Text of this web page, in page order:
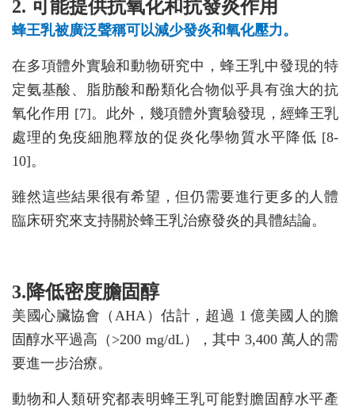
2. 可能提供抗氧化和抗發炎作用
蜂王乳被廣泛聲稱可以減少發炎和氧化壓力。
在多項體外實驗和動物研究中，蜂王乳中發現的特
定氨基酸、脂肪酸和酚類化合物似乎具有強大的抗
氧化作用 [7]。此外，幾項體外實驗發現，經蜂王乳
處理的免疫細胞釋放的促炎化學物質水平降低 [8-
10]。
雖然這些結果很有希望，但仍需要進行更多的人體
臨床研究來支持關於蜂王乳治療發炎的具體結論。
3.降低密度膽固醇
美國心臟協會（AHA）估計，超過 1 億美國人的膽
固醇水平過高（>200 mg/dL），其中 3,400 萬人的需
要進一步治療。
動物和人類研究都表明蜂王乳可能對膽固醇水平產